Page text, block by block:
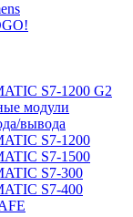
S7-1200 G2
модули
вывода
S7-1200
S7-1500
S7-300
S7-400